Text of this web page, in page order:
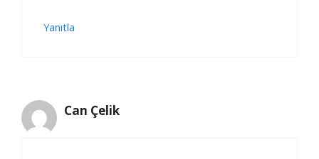
Yanıtla
Can Çelik